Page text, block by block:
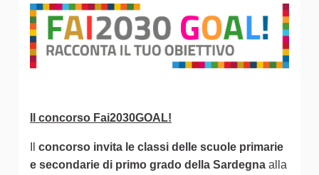
Il concorso Fai2030GOAL!
concorso invita le classi delle scuole primarie
e secondarie di primo grado della Sardegna alla